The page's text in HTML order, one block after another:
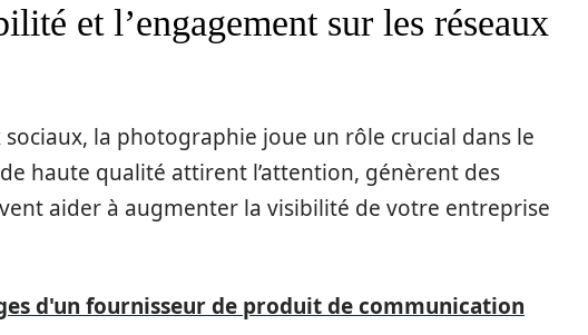
et l’engagement sur les réseaux
sociaux, la photographie joue un rôle crucial dans le
haute qualité attirent l’attention, génèrent des
aider à augmenter la visibilité de votre entreprise
d'un fournisseur de produit de communication